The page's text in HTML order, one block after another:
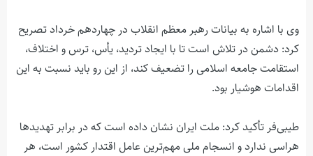
وی با اشاره به بیانات رهبر معظم انقلاب در چهاردهم خرداد تصریح
کرد: دشمن در تلاش است تا با ایجاد تردید، یأس، ترس و اختلاف،
استقامت جامعه اسلامی را تضعیف کند، از این رو باید نسبت به این
اقدامات هوشیار بود.
طیبی‌فر تأکید کرد: ملت ایران نشان داده است که در برابر تهدیدها
هراسی ندارد و انسجام ملی مهم‌ترین عامل اقتدار کشور است، هر